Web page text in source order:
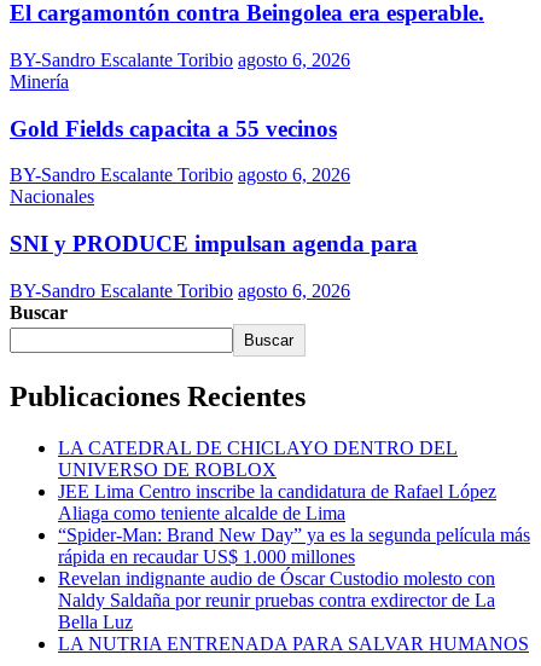
El cargamontón contra Beingolea era esperable.
BY-Sandro Escalante Toribio agosto 6, 2026
Minería
Gold Fields capacita a 55 vecinos
BY-Sandro Escalante Toribio agosto 6, 2026
Nacionales
SNI y PRODUCE impulsan agenda para
BY-Sandro Escalante Toribio agosto 6, 2026
Buscar
Buscar
Publicaciones Recientes
LA CATEDRAL DE CHICLAYO DENTRO DEL
UNIVERSO DE ROBLOX
JEE Lima Centro inscribe la candidatura de Rafael López
Aliaga como teniente alcalde de Lima
“Spider-Man: Brand New Day” ya es la segunda película más
rápida en recaudar US$ 1.000 millones
Revelan indignante audio de Óscar Custodio molesto con
Naldy Saldaña por reunir pruebas contra exdirector de La
Bella Luz
LA NUTRIA ENTRENADA PARA SALVAR HUMANOS